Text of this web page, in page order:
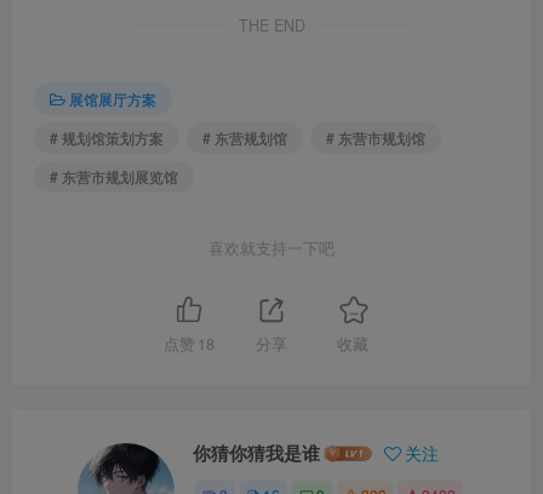
THE END
展馆展厅方案
# 规划馆策划方案
# 东营规划馆
# 东营市规划馆
# 东营市规划展览馆
喜欢就支持一下吧
点赞 18 分享 收藏
你猜你猜我是谁 关注